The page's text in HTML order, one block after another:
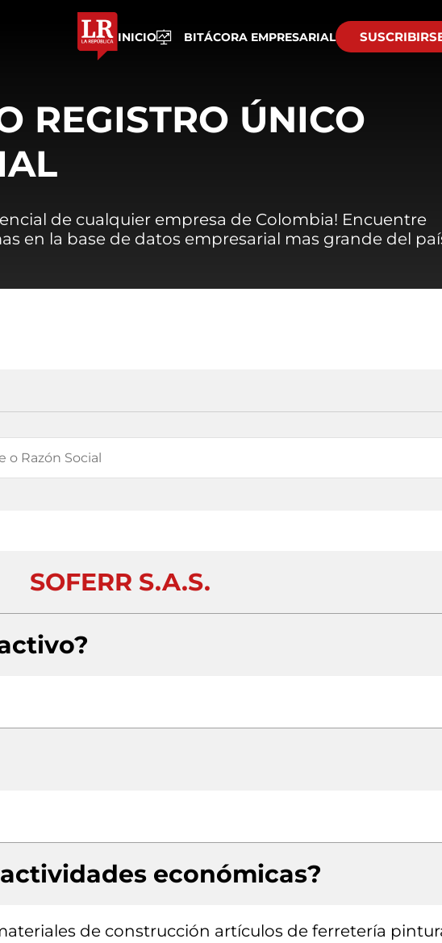
INICIO BITÁCORA EMPRESARIAL
REGISTRO ÚNICO
de cualquier empresa de Colombia! Encuentre
en la base de datos empresarial mas grande del
SOFERR S.A.S.
económicas?
de construcción artículos de ferretería